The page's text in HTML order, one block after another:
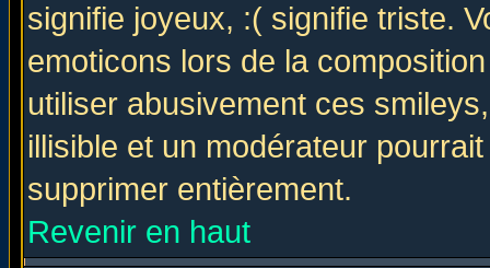
signifie joyeux, :( signifie triste.
emoticons lors de la
utiliser abusivement ces
illisible et un modérateur
supprimer entièrement.
Revenir en haut